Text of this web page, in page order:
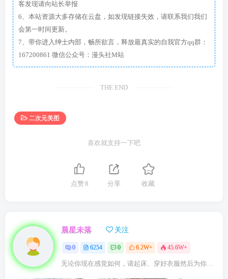
客发现请向站长举报
6、本站资源大多存储在云盘，如发现链接失效，请联系我们我们
会第一时间更新。
7、带你进入绅士内部，畅所欲言，释放最真实的自我官方qq群：
167200861 微信公众号：漫头社M站
THE END
二次元美图
喜欢就支持一下吧
点赞8 分享 收藏
晨星未落 关注
0 6254 0 6.2W+ 45.6W+